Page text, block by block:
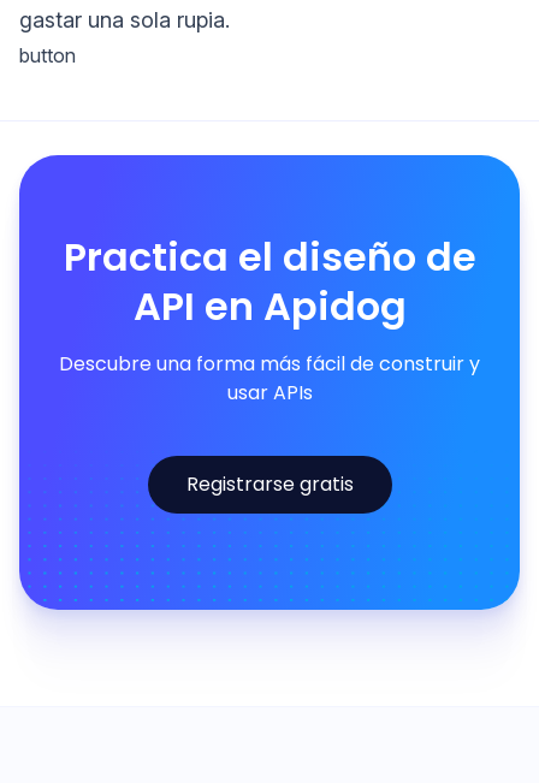
gastar una sola rupia.
button
Practica el diseño de
API en Apidog
Descubre una forma más fácil de construir y
usar APIs
Registrarse gratis